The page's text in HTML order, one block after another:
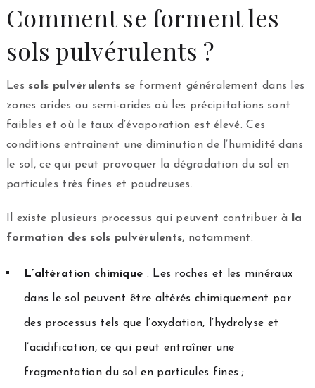
Comment se forment les
sols pulvérulents ?
Les sols pulvérulents se forment généralement dans les
zones arides ou semi-arides où les précipitations sont
faibles et où le taux d’évaporation est élevé. Ces
conditions entraînent une diminution de l’humidité dans
le sol, ce qui peut provoquer la dégradation du sol en
particules très fines et poudreuses.
Il existe plusieurs processus qui peuvent contribuer à
la
formation des sols pulvérulents, notamment:
L’altération chimique : Les roches et les minéraux
dans le sol peuvent être altérés chimiquement par
des processus tels que l’oxydation, l’hydrolyse et
l’acidification, ce qui peut entraîner une
fragmentation du sol en particules fines ;